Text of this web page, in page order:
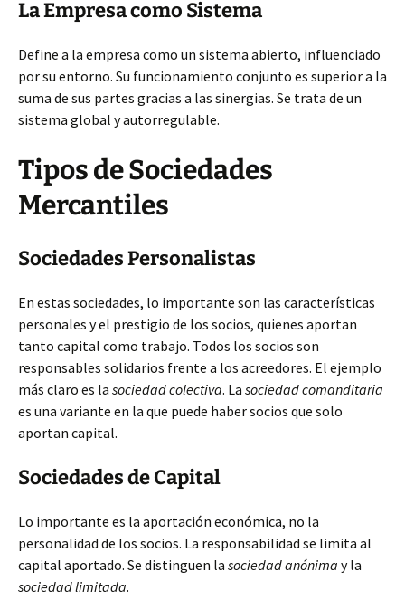
La Empresa como Sistema
Define a la empresa como un sistema abierto, influenciado
por su entorno. Su funcionamiento conjunto es superior a la
suma de sus partes gracias a las sinergias. Se trata de un
sistema global y autorregulable.
Tipos de Sociedades
Mercantiles
Sociedades Personalistas
En estas sociedades, lo importante son las características
personales y el prestigio de los socios, quienes aportan
tanto capital como trabajo. Todos los socios son
responsables solidarios frente a los acreedores. El ejemplo
más claro es la sociedad colectiva. La sociedad comanditaria
es una variante en la que puede haber socios que solo
aportan capital.
Sociedades de Capital
Lo importante es la aportación económica, no la
personalidad de los socios. La responsabilidad se limita al
capital aportado. Se distinguen la sociedad anónima y la
sociedad limitada.